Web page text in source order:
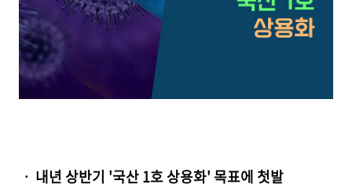
ㆍ 내년 상반기 '국산 1호 상용화' 목표에 첫발